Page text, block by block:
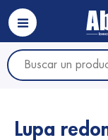
Lupa